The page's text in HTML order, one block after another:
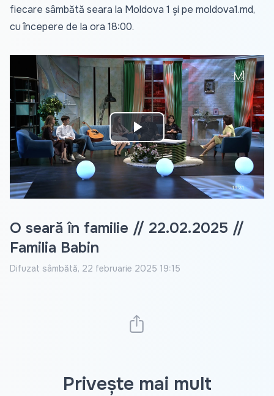
fiecare sâmbătă seara la Moldova 1 și pe moldova1.md,
cu începere de la ora 18:00.
Play
Video
O seară în familie // 22.02.2025 //
Familia Babin
Difuzat sâmbătă, 22 februarie 2025 19:15
Privește mai mult